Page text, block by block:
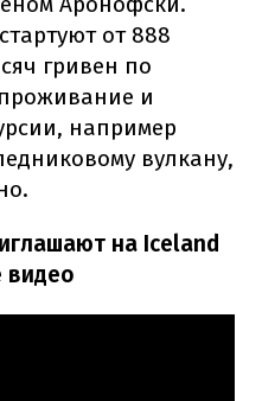
от 888
гривен по
и
например
вулкану,
на Iceland
видео